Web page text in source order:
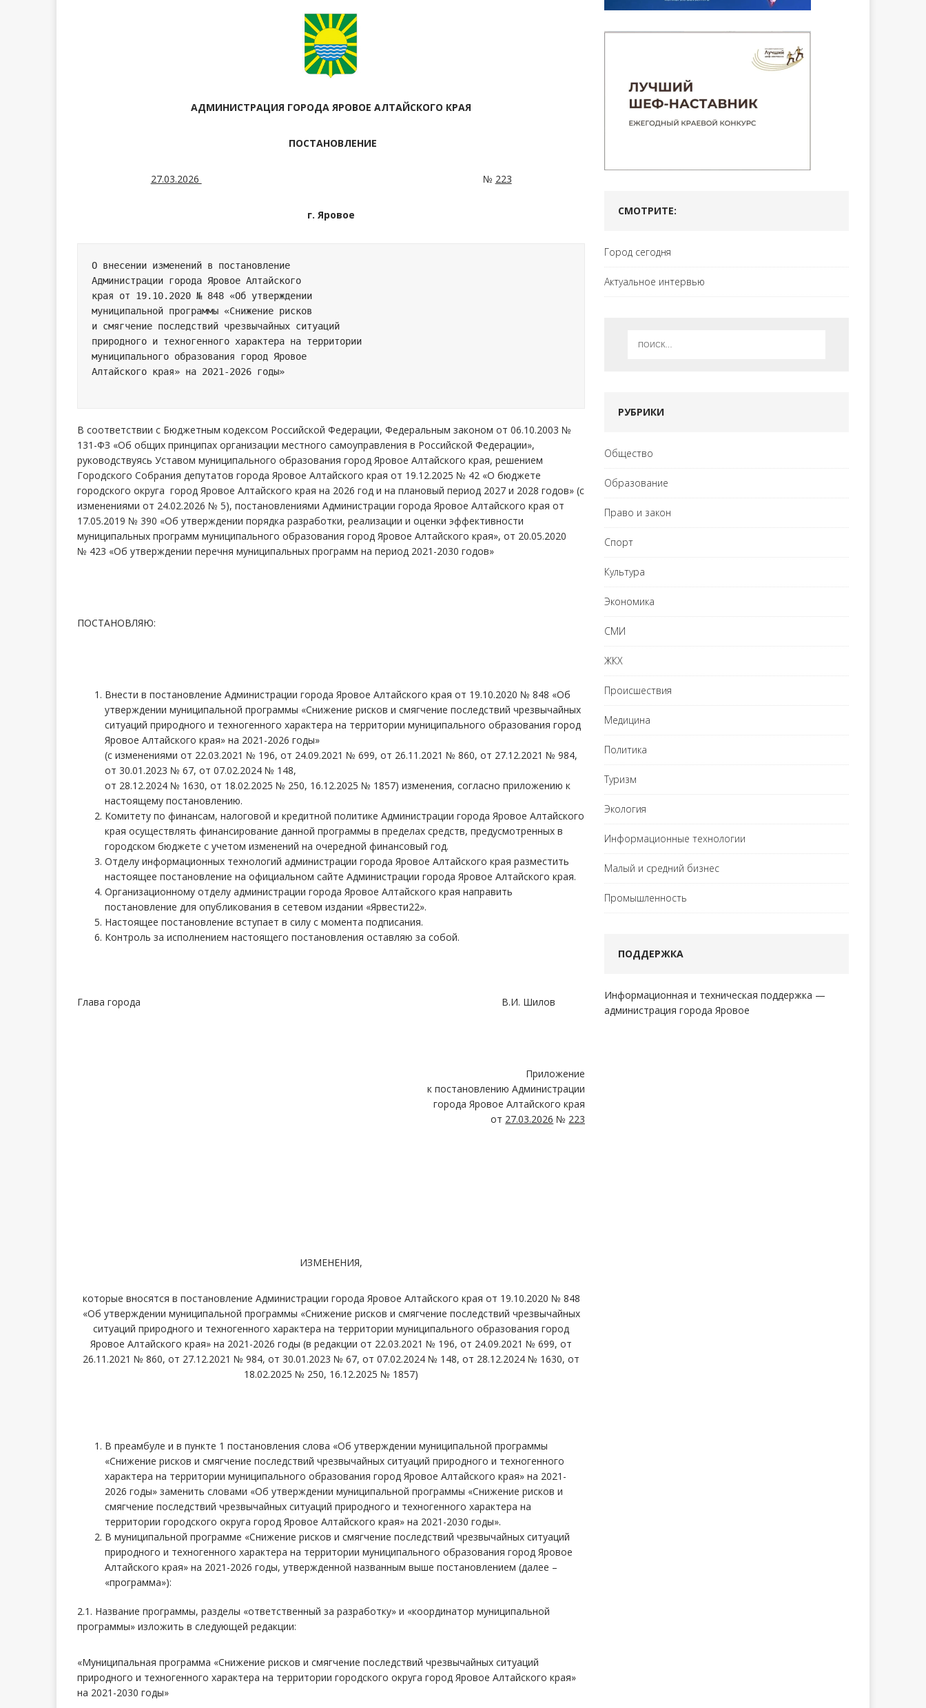
АДМИНИСТРАЦИЯ ГОРОДА ЯРОВОЕ АЛТАЙСКОГО КРАЯ
ПОСТАНОВЛЕНИЕ
27.03.2026 № 223
г. Яровое
О внесении изменений в постановление
Администрации города Яровое Алтайского
края от 19.10.2020 № 848 «Об утверждении
муниципальной программы «Снижение рисков
и смягчение последствий чрезвычайных ситуаций
природного и техногенного характера на территории
муниципального образования город Яровое
Алтайского края» на 2021-2026 годы»
В соответствии с Бюджетным кодексом Российской Федерации, Федеральным законом от 06.10.2003 №
131-ФЗ «Об общих принципах организации местного самоуправления в Российской Федерации»,
руководствуясь Уставом муниципального образования город Яровое Алтайского края, решением
Городского Собрания депутатов города Яровое Алтайского края от 19.12.2025 № 42 «О бюджете
городского округа город Яровое Алтайского края на 2026 год и на плановый период 2027 и 2028 годов» (с
изменениями от 24.02.2026 № 5), постановлениями Администрации города Яровое Алтайского края от
17.05.2019 № 390 «Об утверждении порядка разработки, реализации и оценки эффективности
муниципальных программ муниципального образования город Яровое Алтайского края», от 20.05.2020
№ 423 «Об утверждении перечня муниципальных программ на период 2021-2030 годов»
ПОСТАНОВЛЯЮ:
Внести в постановление Администрации города Яровое Алтайского края от 19.10.2020 № 848 «Об
утверждении муниципальной программы «Снижение рисков и смягчение последствий чрезвычайных
ситуаций природного и техногенного характера на территории муниципального образования город
Яровое Алтайского края» на 2021-2026 годы»
(с изменениями от 22.03.2021 № 196, от 24.09.2021 № 699, от 26.11.2021 № 860, от 27.12.2021 № 984,
от 30.01.2023 № 67, от 07.02.2024 № 148,
от 28.12.2024 № 1630, от 18.02.2025 № 250, 16.12.2025 № 1857) изменения, согласно приложению к
настоящему постановлению.
Комитету по финансам, налоговой и кредитной политике Администрации города Яровое Алтайского
края осуществлять финансирование данной программы в пределах средств, предусмотренных в
городском бюджете с учетом изменений на очередной финансовый год.
Отделу информационных технологий администрации города Яровое Алтайского края разместить
настоящее постановление на официальном сайте Администрации города Яровое Алтайского края.
Организационному отделу администрации города Яровое Алтайского края направить
постановление для опубликования в сетевом издании «Ярвести22».
Настоящее постановление вступает в силу с момента подписания.
Контроль за исполнением настоящего постановления оставляю за собой.
Глава города В.И. Шилов
Приложение
к постановлению Администрации
города Яровое Алтайского края
от 27.03.2026 № 223
ИЗМЕНЕНИЯ,
которые вносятся в постановление Администрации города Яровое Алтайского края от 19.10.2020 № 848
«Об утверждении муниципальной программы «Снижение рисков и смягчение последствий чрезвычайных
ситуаций природного и техногенного характера на территории муниципального образования город
Яровое Алтайского края» на 2021-2026 годы (в редакции от 22.03.2021 № 196, от 24.09.2021 № 699, от
26.11.2021 № 860, от 27.12.2021 № 984, от 30.01.2023 № 67, от 07.02.2024 № 148, от 28.12.2024 № 1630, от
18.02.2025 № 250, 16.12.2025 № 1857)
В преамбуле и в пункте 1 постановления слова «Об утверждении муниципальной программы
«Снижение рисков и смягчение последствий чрезвычайных ситуаций природного и техногенного
характера на территории муниципального образования город Яровое Алтайского края» на 2021-
2026 годы» заменить словами «Об утверждении муниципальной программы «Снижение рисков и
смягчение последствий чрезвычайных ситуаций природного и техногенного характера на
территории городского округа город Яровое Алтайского края» на 2021-2030 годы».
В муниципальной программе «Снижение рисков и смягчение последствий чрезвычайных ситуаций
природного и техногенного характера на территории муниципального образования город Яровое
Алтайского края» на 2021-2026 годы, утвержденной названным выше постановлением (далее –
«программа»):
2.1. Название программы, разделы «ответственный за разработку» и «координатор муниципальной
программы» изложить в следующей редакции:
«Муниципальная программа «Снижение рисков и смягчение последствий чрезвычайных ситуаций
природного и техногенного характера на территории городского округа город Яровое Алтайского края»
на 2021-2030 годы»
СМОТРИТЕ:
Город сегодня
Актуальное интервью
РУБРИКИ
Общество
Образование
Право и закон
Спорт
Культура
Экономика
СМИ
ЖКХ
Происшествия
Медицина
Политика
Туризм
Экология
Информационные технологии
Малый и средний бизнес
Промышленность
ПОДДЕРЖКА
Информационная и техническая поддержка —
администрация города Яровое